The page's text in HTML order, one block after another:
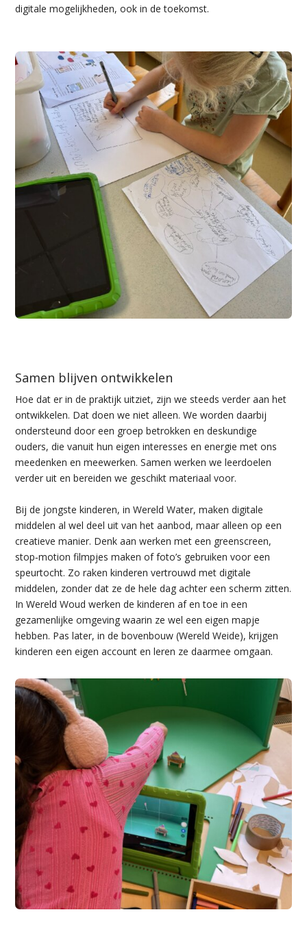
digitale mogelijkheden, ook in de toekomst.
Samen blijven ontwikkelen
Hoe dat er in de praktijk uitziet, zijn we steeds verder aan het
ontwikkelen. Dat doen we niet alleen. We worden daarbij
ondersteund door een groep betrokken en deskundige
ouders, die vanuit hun eigen interesses en energie met ons
meedenken en meewerken. Samen werken we leerdoelen
verder uit en bereiden we geschikt materiaal voor.
Bij de jongste kinderen, in Wereld Water, maken digitale
middelen al wel deel uit van het aanbod, maar alleen op een
creatieve manier. Denk aan werken met een greenscreen,
stop‑motion filmpjes maken of foto’s gebruiken voor een
speurtocht. Zo raken kinderen vertrouwd met digitale
middelen, zonder dat ze de hele dag achter een scherm zitten.
In Wereld Woud werken de kinderen af en toe in een
gezamenlijke omgeving waarin ze wel een eigen mapje
hebben. Pas later, in de bovenbouw (Wereld Weide), krijgen
kinderen een eigen account en leren ze daarmee omgaan.